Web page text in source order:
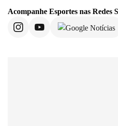
Acompanhe Esportes nas Redes